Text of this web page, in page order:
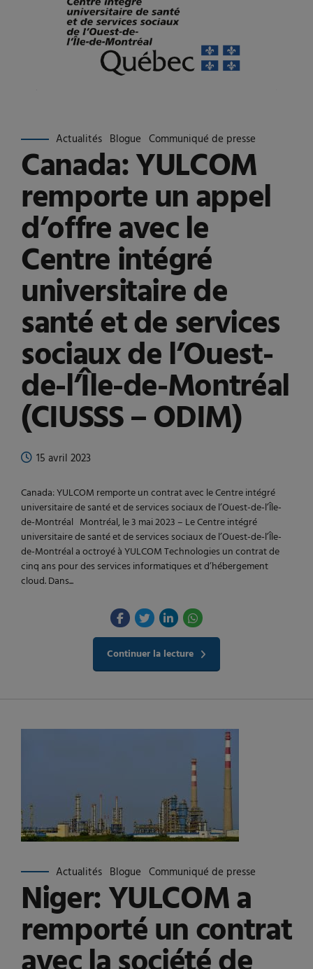
Actualités Blogue Communiqué de presse
Canada: YULCOM
remporte un appel
d’offre avec le
Centre intégré
universitaire de
santé et de services
sociaux de l’Ouest-
de-l’Île-de-Montréal
(CIUSSS – ODIM)
15 avril 2023
Canada: YULCOM remporte un contrat avec le Centre intégré
universitaire de santé et de services sociaux de l’Ouest-de-l’Île-
de-Montréal Montréal, le 3 mai 2023 – Le Centre intégré
universitaire de santé et de services sociaux de l’Ouest-de-l’Île-
de-Montréal a octroyé à YULCOM Technologies un contrat de
cinq ans pour des services informatiques et d’hébergement
cloud. Dans...
Continuer la lecture
Actualités Blogue Communiqué de presse
Niger: YULCOM a
remporté un contrat